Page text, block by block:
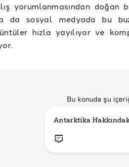
yorumlanmasından
da sosyal medyada bu
hızla yayılıyor ve
Bu konuda şu
Antarktika